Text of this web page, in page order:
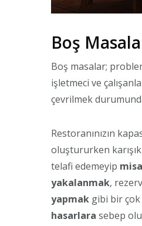
Boş
Boş masalar;
işletmeci ve
çevrilmek
Restoranınızın
oluştururken
telafi edemeyip
yakalanmak,
yapmak gibi bir çok
hasarlara sebep